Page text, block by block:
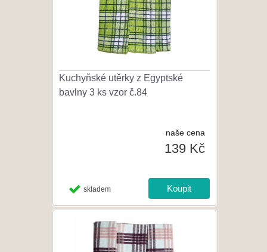
Kuchyňské utěrky z Egyptské
bavlny 3 ks vzor č.84
naše cena
139 Kč
skladem